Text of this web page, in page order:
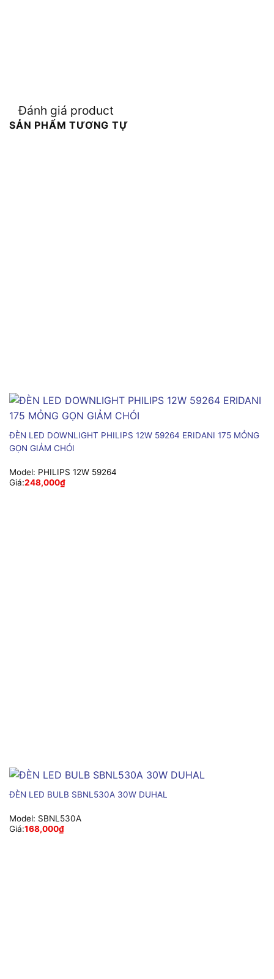
Đánh giá product
SẢN PHẨM TƯƠNG TỰ
ĐÈN LED DOWNLIGHT PHILIPS 12W 59264 ERIDANI 175 MỎNG
GỌN GIẢM CHÓI
Model: PHILIPS 12W 59264
Giá:248,000₫
ĐÈN LED BULB SBNL530A 30W DUHAL
Model: SBNL530A
Giá:168,000₫